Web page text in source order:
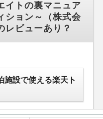
イトの裏マニュア
ション～（株式会
レビューあり？
施設で使える楽天ト